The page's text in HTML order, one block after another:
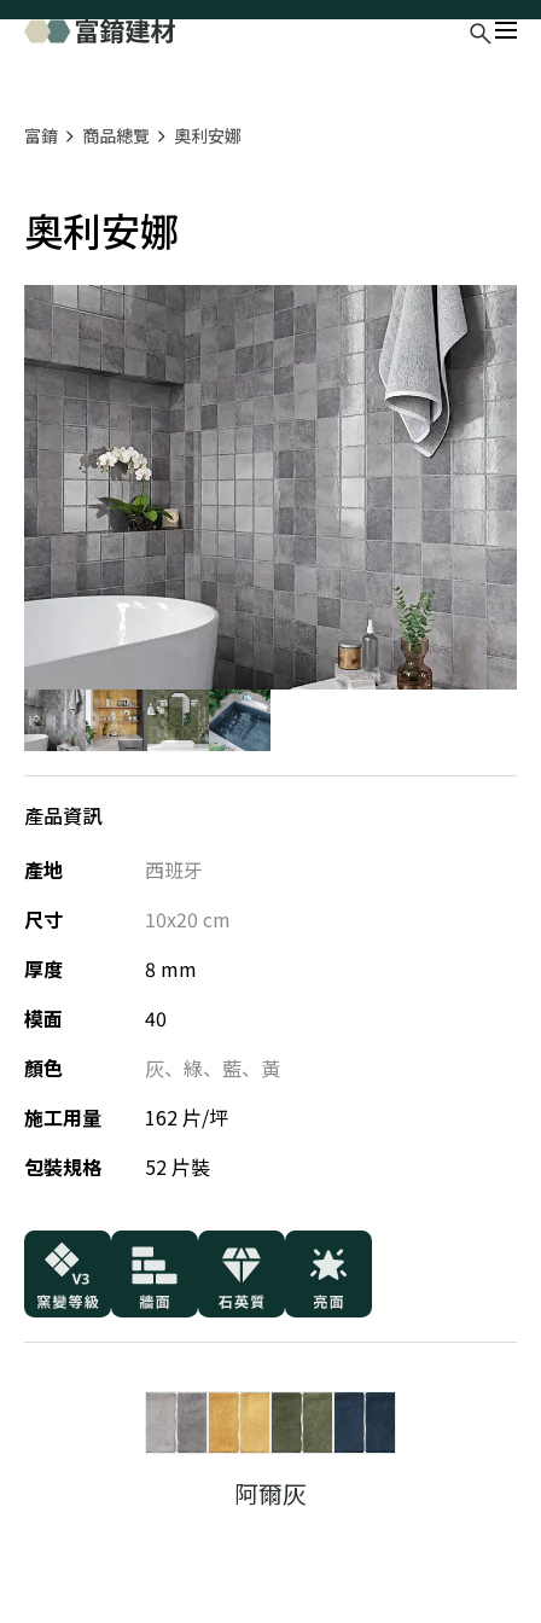
富錥 商品總覽 奧利安娜
奧利安娜
產品資訊
產地
西班牙
尺寸
10x20 cm
厚度
8 mm
模面
40
顏色
灰、 綠、 藍、 黃
施工用量
162 片/坪
包裝規格
52 片裝
阿爾灰